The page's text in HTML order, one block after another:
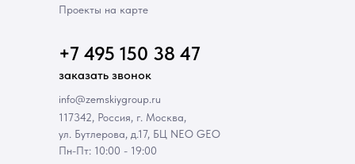
заказать звонок
+7 495 150 38 47
Проекты на карте
info@zemskiygroup.ru
117342, Россия, г. Москва,
ул. Бутлерова, д.17, БЦ NEO GEO
Пн-Пт: 10:00 - 19:00